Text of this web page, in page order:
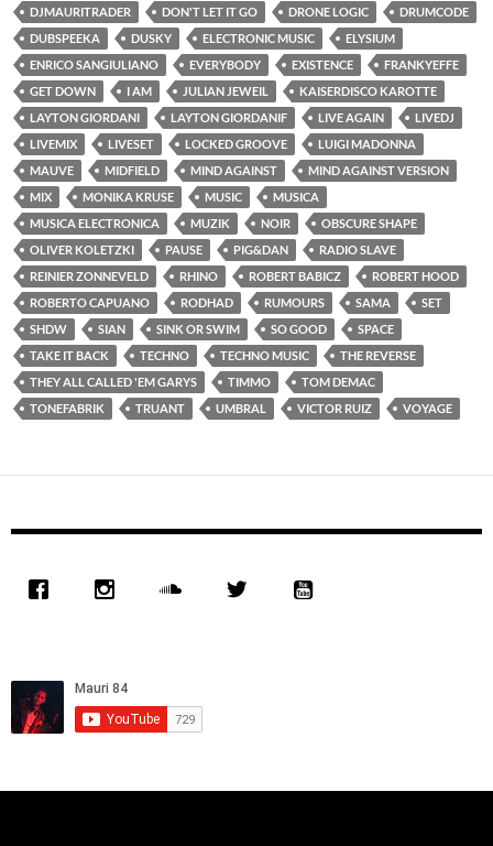
DJMAURITRADER
DON'T LET IT GO DRONE LOGIC
DRUMCODE
DUBSPEEKA
DUSKY ELECTRONIC MUSIC
ELYSIUM
ENRICO SANGIULIANO
EVERYBODY EXISTENCE
FRANKYEFFE
GET DOWN
I AM JULIAN JEWEIL
KAISERDISCO KAROTTE
LAYTON GIORDANI
LAYTON GIORDANIF LIVE AGAIN
LIVEDJ
LIVEMIX
LIVESET LOCKED GROOVE
LUIGI MADONNA
MAUVE
MIDFIELD MIND AGAINST
MIND AGAINST VERSION
MIX
MONIKA KRUSE MUSIC
MUSICA
MUSICA ELECTRONICA
MUZIK NOIR
OBSCURE SHAPE
OLIVER KOLETZKI
PAUSE PIG&DAN
RADIO SLAVE
REINIER ZONNEVELD
RHINO ROBERT BABICZ
ROBERT HOOD
ROBERTO CAPUANO
RODHAD RUMOURS SAMA
SET
SHDW
SIAN SINK OR SWIM SO GOOD
SPACE
TAKE IT BACK
TECHNO TECHNO MUSIC
THE REVERSE
THEY ALL CALLED 'EM GARYS
TIMMO
TOM DEMAC
TONEFABRIK
TRUANT UMBRAL VICTOR RUIZ VOYAGE